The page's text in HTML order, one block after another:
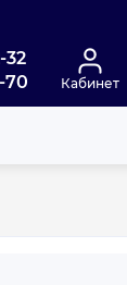
32
70
Кабинет